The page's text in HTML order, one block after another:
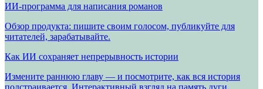
ИИ-программа для написания романов
Обзор продукта: пишите своим голосом, публикуйте для
читателей, зарабатывайте.
Как ИИ сохраняет непрерывность истории
Измените раннюю главу — и посмотрите, как вся история
подстраивается. Интерактивный взгляд на память дуги.